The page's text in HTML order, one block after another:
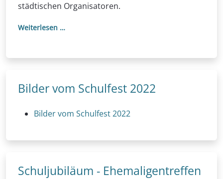
städtischen Organisatoren.
Weiterlesen …
Bilder vom Schulfest 2022
Bilder vom Schulfest 2022
Schuljubiläum - Ehemaligentreffen